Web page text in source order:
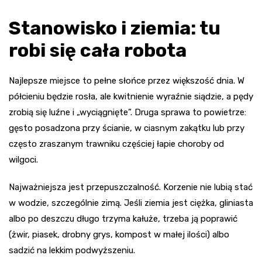
Stanowisko i ziemia: tu
robi się cała robota
Najlepsze miejsce to pełne słońce przez większość dnia. W
półcieniu będzie rosła, ale kwitnienie wyraźnie siądzie, a pędy
zrobią się luźne i „wyciągnięte”. Druga sprawa to powietrze:
gęsto posadzona przy ścianie, w ciasnym zakątku lub przy
często zraszanym trawniku częściej łapie choroby od
wilgoci.
Najważniejsza jest przepuszczalność. Korzenie nie lubią stać
w wodzie, szczególnie zimą. Jeśli ziemia jest ciężka, gliniasta
albo po deszczu długo trzyma kałuże, trzeba ją poprawić
(żwir, piasek, drobny grys, kompost w małej ilości) albo
sadzić na lekkim podwyższeniu.